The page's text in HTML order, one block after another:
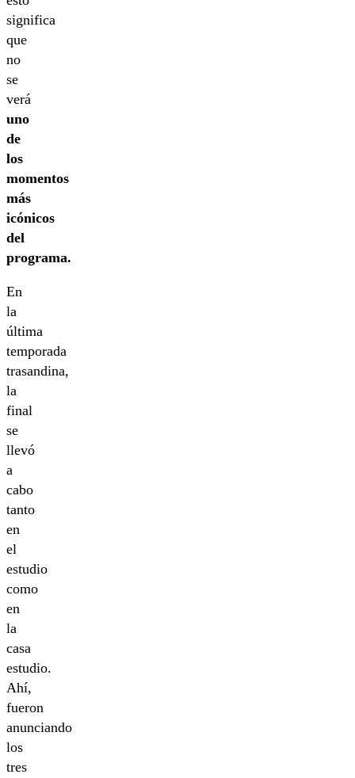
significa
que
no
se
verá
uno
de
los
momentos
más
icónicos
del
programa.
En
la
última
temporada
trasandina,
la
final
se
llevó
a
cabo
tanto
en
el
estudio
como
en
la
casa
estudio.
Ahí,
fueron
anunciando
los
tres